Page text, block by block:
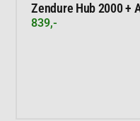
Zendure Hub 2000 +
839,-